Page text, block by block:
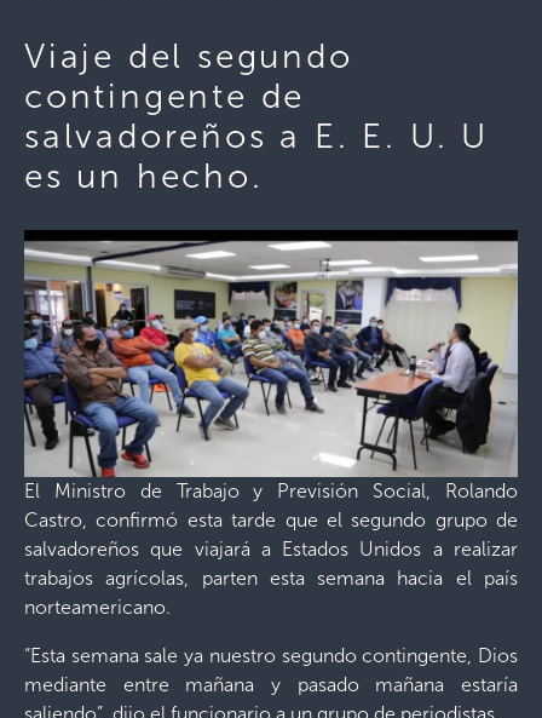
Viaje del segundo
contingente de
salvadoreños a E. E. U. U
es un hecho.
El Ministro de Trabajo y Previsión Social, Rolando
Castro, confirmó esta tarde que el segundo grupo de
salvadoreños que viajará a Estados Unidos a realizar
trabajos agrícolas, parten esta semana hacia el país
norteamericano.
“Esta semana sale ya nuestro segundo contingente, Dios
mediante entre mañana y pasado mañana estaría